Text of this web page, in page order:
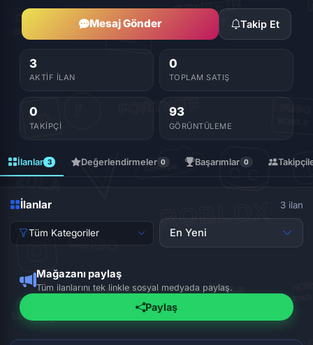
Mesaj Gönder Takip Et
3
AKTIF İLAN
0
TOPLAM SATIŞ
0
TAKIPÇI
93
GÖRÜNTÜLEME
İlanlar 3 Değerlendirmeler 0 Başarımlar 0
İlanlar 3 ilan
Tüm Kategoriler En Yeni
Mağazanı paylaş
Tüm ilanlarını tek linkle sosyal medyada paylaş.
Paylaş